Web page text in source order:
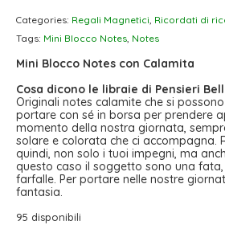
Categories: Regali Magnetici, Ricordati di
Tags: Mini Blocco Notes, Notes
Mini Blocco Notes con Calamita
Cosa dicono le libraie di Pensieri
Originali notes calamite che si
portare con sé in borsa per prendere
momento della nostra giornata,
solare e colorata che ci accompagna.
quindi, non solo i tuoi impegni, ma
questo caso il soggetto sono una
farfalle. Per portare nelle nostre
fantasia.
95 disponibili